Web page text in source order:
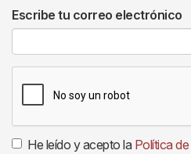
Escribe tu correo electrónico
He leído y acepto la Política